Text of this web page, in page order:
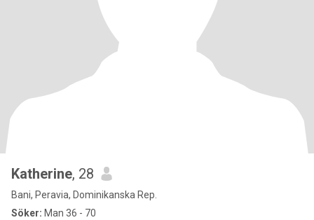
Katherine, 28
Bani, Peravia, Dominikanska Rep.
Söker: Man 36 - 70